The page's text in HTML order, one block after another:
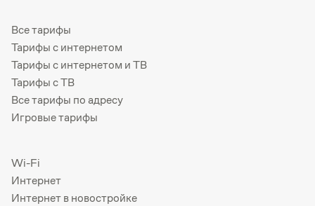
Все тарифы
Тарифы с интернетом
Тарифы с интернетом и ТВ
Тарифы с ТВ
Все тарифы по адресу
Игровые тарифы
Wi-Fi
Интернет
Интернет в новостройке